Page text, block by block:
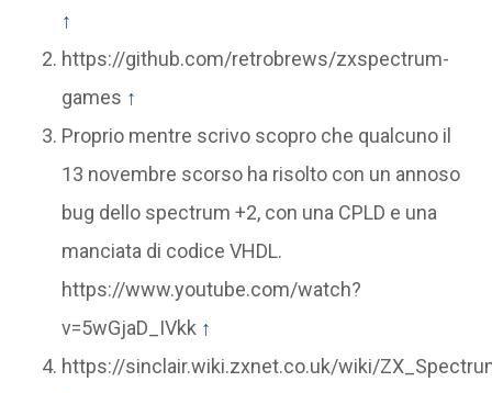
↑
https://github.com/retrobrews/zxspectrum-
games ↑
Proprio mentre scrivo scopro che qualcuno il
13 novembre scorso ha risolto con un annoso
bug dello spectrum +2, con una CPLD e una
manciata di codice VHDL.
https://www.youtube.com/watch?
v=5wGjaD_IVkk ↑
https://sinclair.wiki.zxnet.co.uk/wiki/